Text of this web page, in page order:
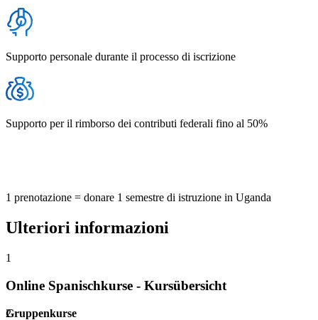
Supporto personale durante il processo di iscrizione
Supporto per il rimborso dei contributi federali fino al 50%
1 prenotazione = donare 1 semestre di istruzione in Uganda
Ulteriori informazioni
1
Online Spanischkurse - Kursübersicht
Gruppenkurse
2